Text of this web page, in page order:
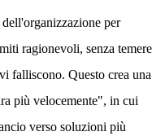
per
ragionevoli, senza temere
falliscono. Questo crea una
più velocemente", in cui
verso soluzioni più